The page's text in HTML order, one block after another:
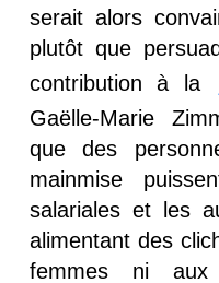
serait alors
plutôt que
contribution à la
Gaëlle-Marie
que des
mainmise
salariales et les
alimentant des
femmes ni aux